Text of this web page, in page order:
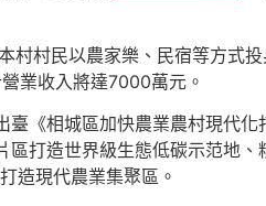
村民以農家樂、民宿等方式
業收入將達7000萬元。
《相城區加快農業農村現代化
打造世界級生態低碳示范地
造現代農業集聚區。